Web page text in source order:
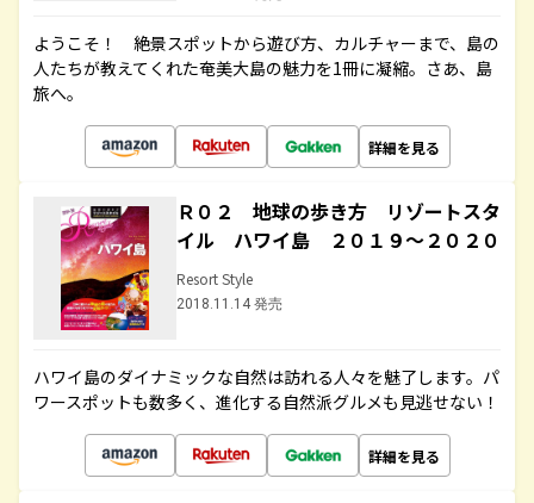
ようこそ！ 絶景スポットから遊び方、カルチャーまで、島の
人たちが教えてくれた奄美大島の魅力を1冊に凝縮。さあ、島
旅へ。
詳細を見る
Ｒ０２ 地球の歩き方 リゾートスタ
イル ハワイ島 ２０１９～２０２０
Resort Style
2018.11.14 発売
ハワイ島のダイナミックな自然は訪れる人々を魅了します。パ
ワースポットも数多く、進化する自然派グルメも見逃せない！
詳細を見る